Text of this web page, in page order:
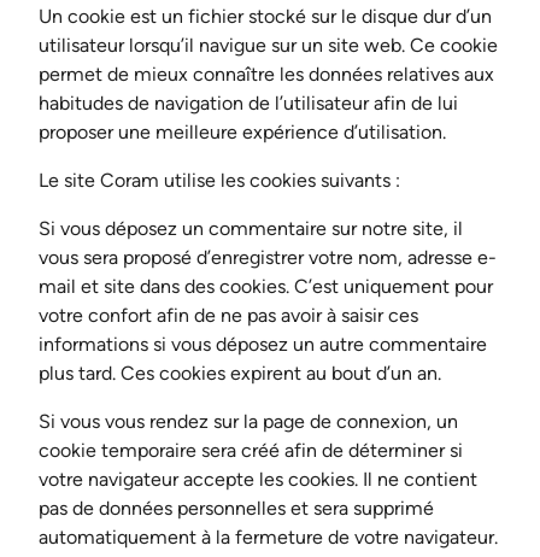
Un cookie est un fichier stocké sur le disque dur d’un
utilisateur lorsqu’il navigue sur un site web. Ce cookie
permet de mieux connaître les données relatives aux
habitudes de navigation de l’utilisateur afin de lui
proposer une meilleure expérience d’utilisation.
Le site Coram utilise les cookies suivants :
Si vous déposez un commentaire sur notre site, il
vous sera proposé d’enregistrer votre nom, adresse e-
mail et site dans des cookies. C’est uniquement pour
votre confort afin de ne pas avoir à saisir ces
informations si vous déposez un autre commentaire
plus tard. Ces cookies expirent au bout d’un an.
Si vous vous rendez sur la page de connexion, un
cookie temporaire sera créé afin de déterminer si
votre navigateur accepte les cookies. Il ne contient
pas de données personnelles et sera supprimé
automatiquement à la fermeture de votre navigateur.